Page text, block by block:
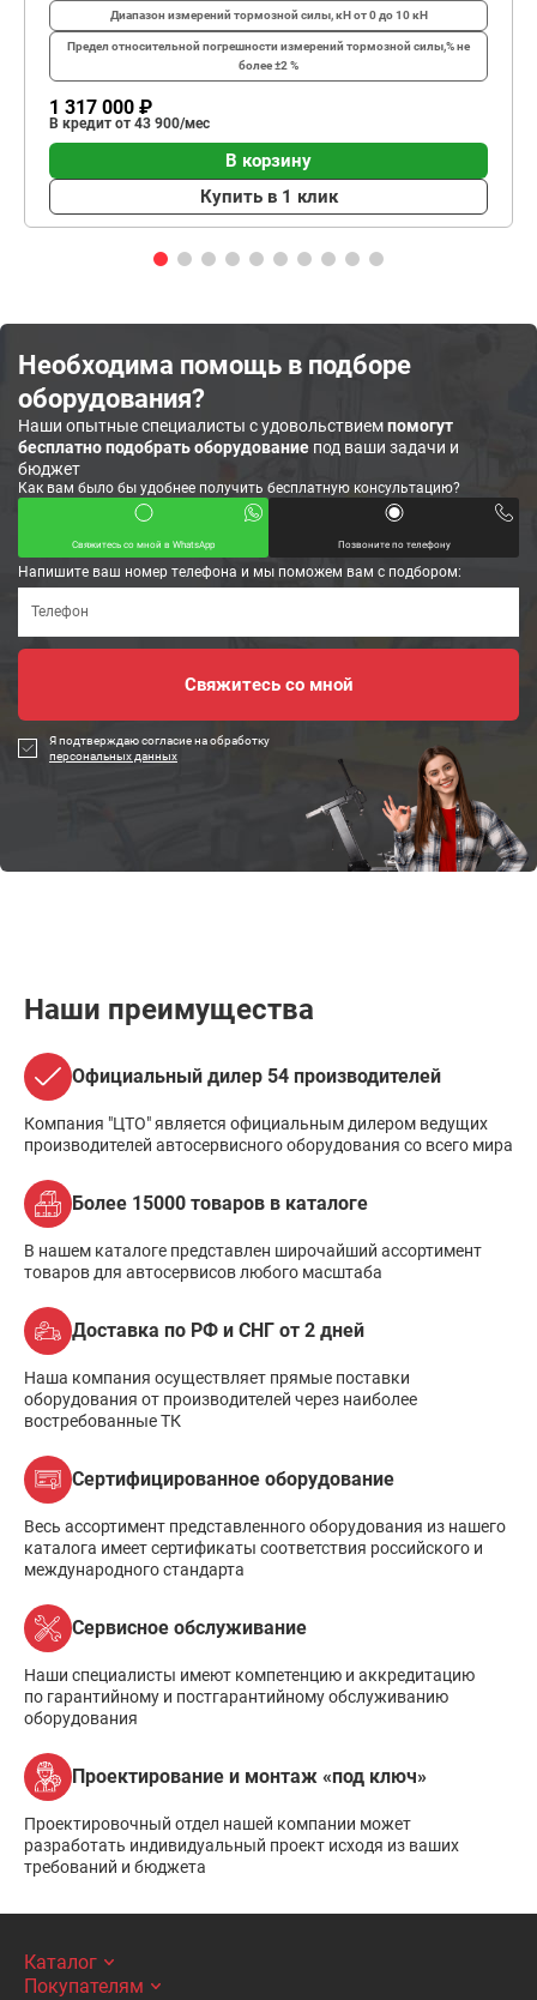
Диапазон измерений тормозной силы, кНот 0 до 10 кН
Предел относительной погрешности измерений тормозной силы,%не
более ±2 %
1 317 000 ₽
В кредит от 43 900/мес
В корзину
Купить в 1 клик
Необходима помощь в подборе
оборудования?
Наши опытные специалисты с удовольствиемпомогут
бесплатно подобрать оборудование под ваши задачи и
бюджет
Как вам было бы удобнее получить бесплатную консультацию?
Свяжитесь со мной в WhatsApp Позвоните по телефону
Напишите ваш номер телефона и мы поможем вам с подбором:
Я подтверждаю согласие на обработку
персональных данных
Наши преимущества
Официальный дилер 54 производителей
Компания "ЦТО" является официальным дилером ведущих
производителей автосервисного оборудования со всего мира
Более 15000 товаров в каталоге
В нашем каталоге представлен широчайший ассортимент
товаров для автосервисов любого масштаба
Доставка по РФ и СНГ от 2 дней
Наша компания осуществляет прямые поставки
оборудования от производителей через наиболее
востребованные ТК
Сертифицированное оборудование
Весь ассортимент представленного оборудования из нашего
каталога имеет сертификаты соответствия российского и
международного стандарта
Сервисное обслуживание
Наши специалисты имеют компетенцию и аккредитацию
по гарантийному и постгарантийному обслуживанию
оборудования
Проектирование и монтаж «под ключ»
Проектировочный отдел нашей компании может
разработать индивидуальный проект исходя из ваших
требований и бюджета
Каталог
Покупателям